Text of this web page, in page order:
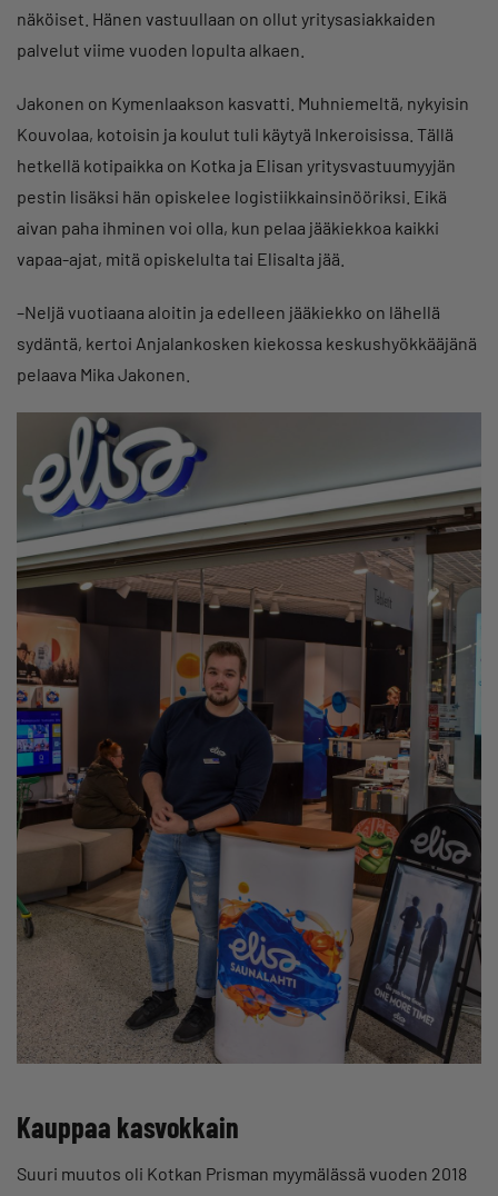
näköiset. Hänen vastuullaan on ollut yritysasiakkaiden
palvelut viime vuoden lopulta alkaen.
Jakonen on Kymenlaakson kasvatti. Muhniemeltä, nykyisin
Kouvolaa, kotoisin ja koulut tuli käytyä Inkeroisissa. Tällä
hetkellä kotipaikka on Kotka ja Elisan yritysvastuumyyjän
pestin lisäksi hän opiskelee logistiikkainsinööriksi. Eikä
aivan paha ihminen voi olla, kun pelaa jääkiekkoa kaikki
vapaa-ajat, mitä opiskelulta tai Elisalta jää.
–Neljä vuotiaana aloitin ja edelleen jääkiekko on lähellä
sydäntä, kertoi Anjalankosken kiekossa keskushyökkääjänä
pelaava Mika Jakonen.
Kauppaa kasvokkain
Suuri muutos oli Kotkan Prisman myymälässä vuoden 2018